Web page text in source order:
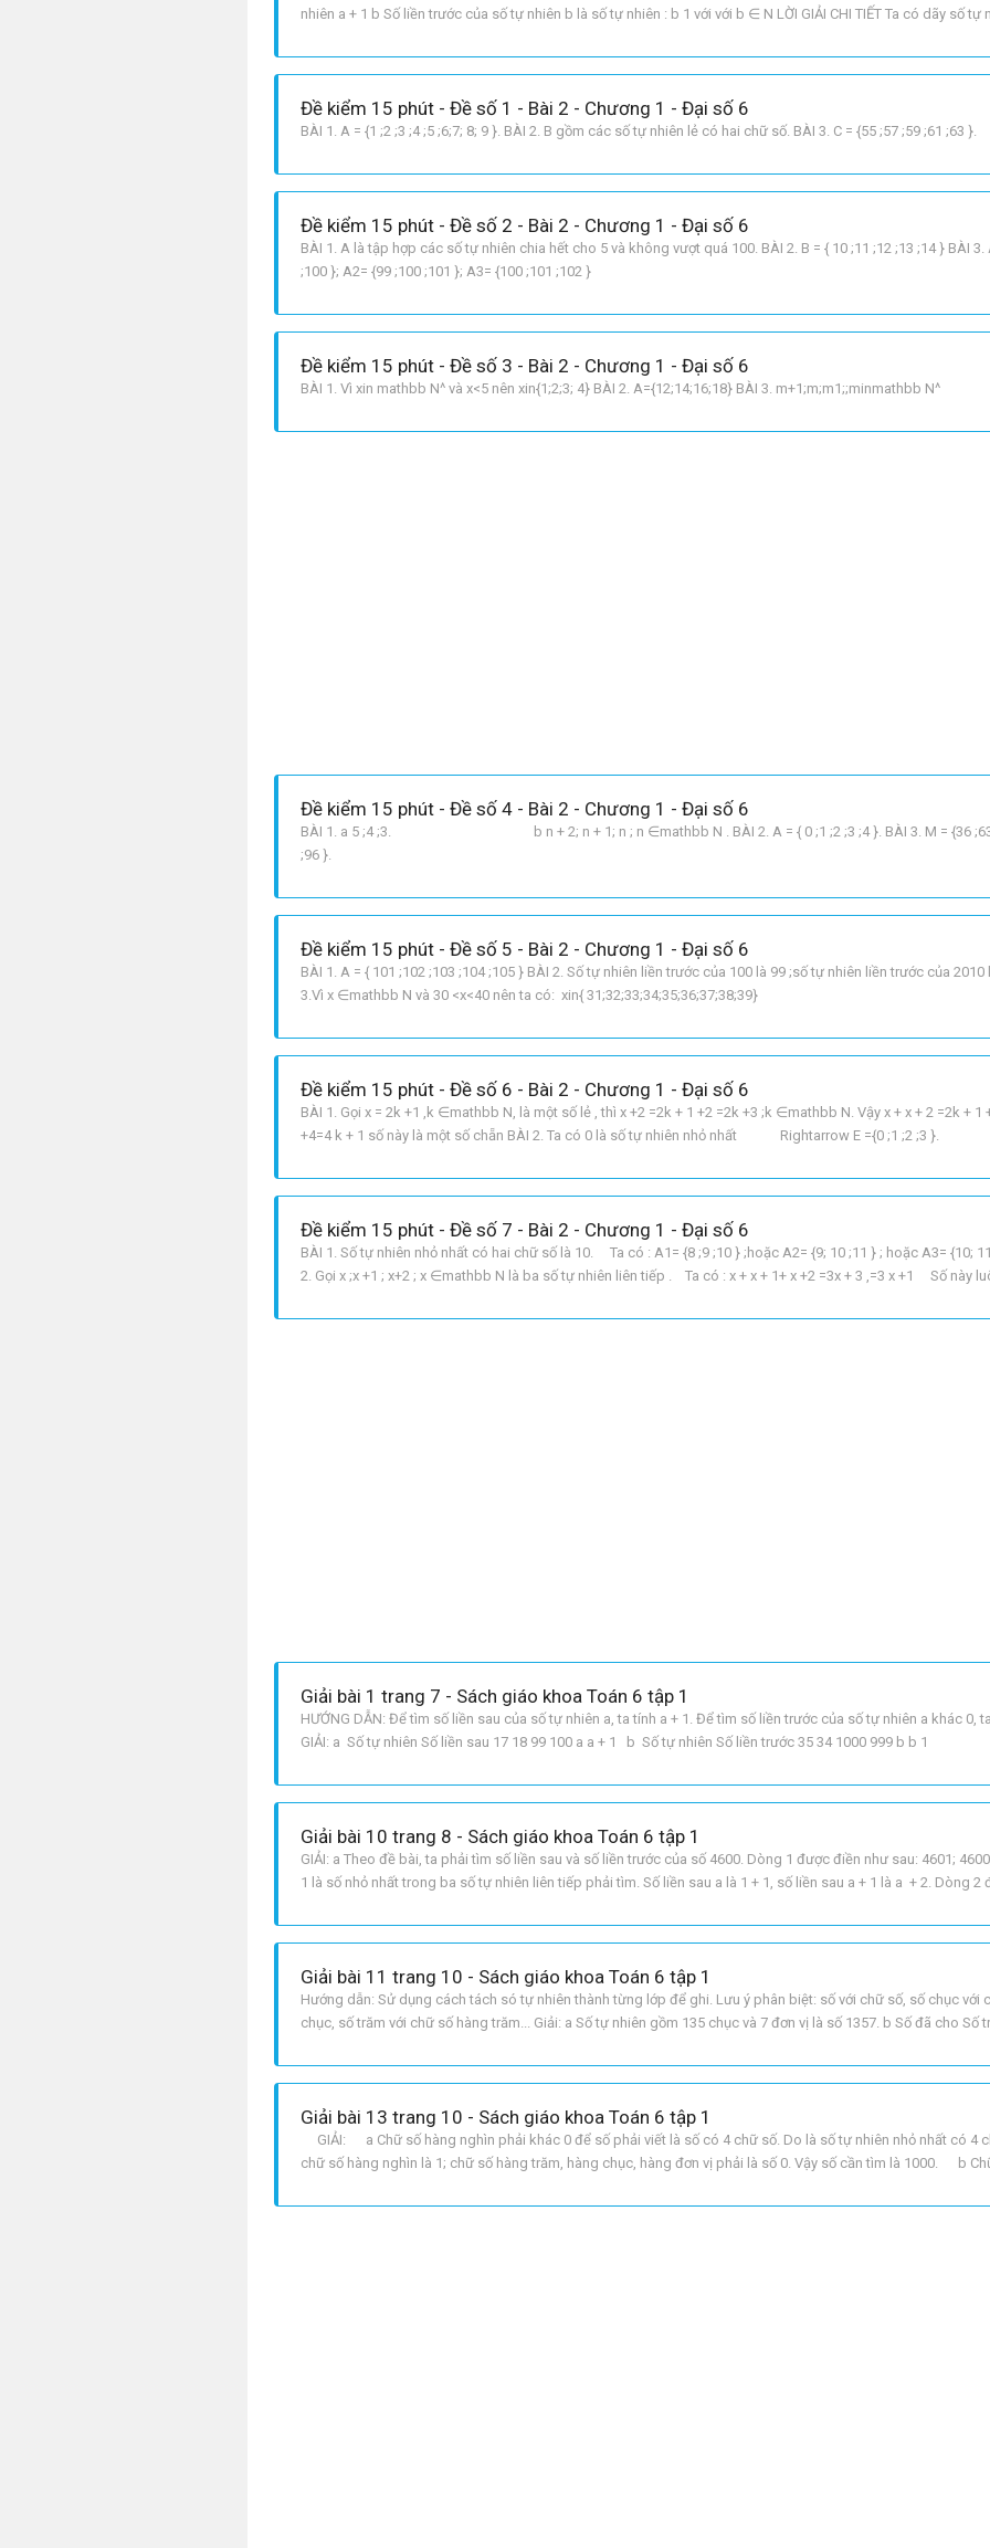
nhiên a + 1 b Số liền trước của số tự nhiên b là số tự nhiên : b 1 với với b ∈ N LỜI GIẢI CHI TIẾT Ta có dãy số tự
Đề kiểm 15 phút - Đề số 1 - Bài 2 - Chương 1 - Đại số 6
BÀI 1. A = {1 ;2 ;3 ;4 ;5 ;6;7; 8; 9 }. BÀI 2. B gồm các số tự nhiên lẻ có hai chữ số. BÀI 3. C = {55 ;57 ;59 ;61 ;63 }.
Đề kiểm 15 phút - Đề số 2 - Bài 2 - Chương 1 - Đại số 6
BÀI 1. A là tập hợp các số tự nhiên chia hết cho 5 và không vượt quá 100. BÀI 2. B = { 10 ;11 ;12 ;13 ;14 } BÀI 3.
;100 }; A2= {99 ;100 ;101 }; A3= {100 ;101 ;102 }
Đề kiểm 15 phút - Đề số 3 - Bài 2 - Chương 1 - Đại số 6
BÀI 1. Vì xin mathbb N^ và x<5 nên xin{1;2;3; 4} BÀI 2. A={12;14;16;18} BÀI 3. m+1;m;m1;;minmathbb N^
Đề kiểm 15 phút - Đề số 4 - Bài 2 - Chương 1 - Đại số 6
BÀI 1. a 5 ;4 ;3. b n + 2; n + 1; n ; n ∈mathbb N . BÀI 2. A = { 0 ;1 ;2 ;3 ;4 }. BÀI 3. M = {36 ;63
;96 }.
Đề kiểm 15 phút - Đề số 5 - Bài 2 - Chương 1 - Đại số 6
BÀI 1. A = { 101 ;102 ;103 ;104 ;105 } BÀI 2. Số tự nhiên liền trước của 100 là 99 ;số tự nhiên liền trước của 2010
3.Vì x ∈mathbb N và 30 <x<40 nên ta có: xin{ 31;32;33;34;35;36;37;38;39}
Đề kiểm 15 phút - Đề số 6 - Bài 2 - Chương 1 - Đại số 6
BÀI 1. Gọi x = 2k +1 ,k ∈mathbb N, là một số lẻ , thì x +2 =2k + 1 +2 =2k +3 ;k ∈mathbb N. Vậy x + x + 2 =2k + 1
+4=4 k + 1 số này là một số chẵn BÀI 2. Ta có 0 là số tự nhiên nhỏ nhất Rightarrow E ={0 ;1 ;2 ;3 }.
Đề kiểm 15 phút - Đề số 7 - Bài 2 - Chương 1 - Đại số 6
BÀI 1. Số tự nhiên nhỏ nhất có hai chữ số là 10. Ta có : A1= {8 ;9 ;10 } ;hoặc A2= {9; 10 ;11 } ; hoặc A3= {10;
2. Gọi x ;x +1 ; x+2 ; x ∈mathbb N là ba số tự nhiên liên tiếp . Ta có : x + x + 1+ x +2 =3x + 3 ,=3 x +1 Số này
Giải bài 1 trang 7 - Sách giáo khoa Toán 6 tập 1
HƯỚNG DẪN: Để tìm số liền sau của số tự nhiên a, ta tính a + 1. Để tìm số liền trước của số tự nhiên a khác 0,
GIẢI: a Số tự nhiên Số liền sau 17 18 99 100 a a + 1 b Số tự nhiên Số liền trước 35 34 1000 999 b b 1
Giải bài 10 trang 8 - Sách giáo khoa Toán 6 tập 1
GIẢI: a Theo đề bài, ta phải tìm số liền sau và số liền trước của số 4600. Dòng 1 được điền như sau: 4601;
1 là số nhỏ nhất trong ba số tự nhiên liên tiếp phải tìm. Số liền sau a là 1 + 1, số liền sau a + 1 là a + 2. Dòng 2
Giải bài 11 trang 10 - Sách giáo khoa Toán 6 tập 1
Hướng dẫn: Sử dụng cách tách só tự nhiên thành từng lớp để ghi. Lưu ý phân biệt: số với chữ số, số chục với
chục, số trăm với chữ số hàng trăm... Giải: a Số tự nhiên gồm 135 chục và 7 đơn vị là số 1357. b Số đã cho Số
Giải bài 13 trang 10 - Sách giáo khoa Toán 6 tập 1
GIẢI: a Chữ số hàng nghìn phải khác 0 để số phải viết là số có 4 chữ số. Do là số tự nhiên nhỏ nhất có 4
chữ số hàng nghìn là 1; chữ số hàng trăm, hàng chục, hàng đơn vị phải là số 0. Vậy số cần tìm là 1000. b